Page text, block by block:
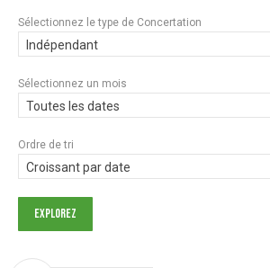
Sélectionnez le type de Concertation
Indépendant
Sélectionnez un mois
Toutes les dates
Ordre de tri
Croissant par date